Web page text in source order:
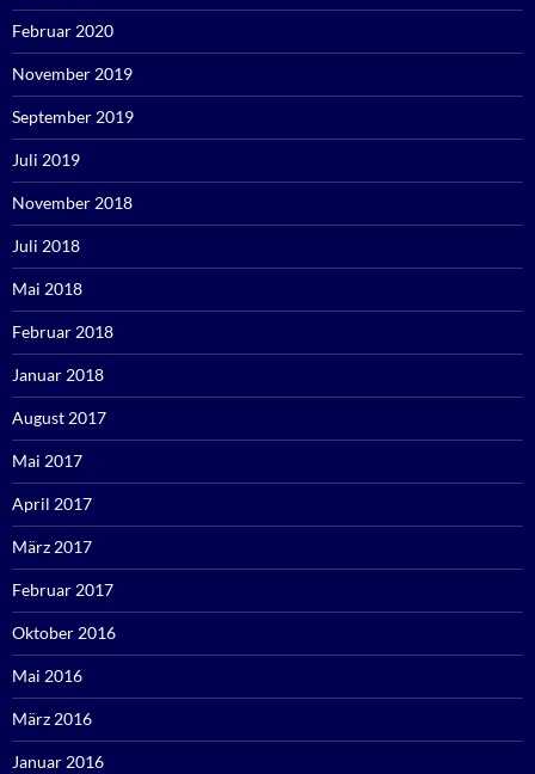
Februar 2020
November 2019
September 2019
Juli 2019
November 2018
Juli 2018
Mai 2018
Februar 2018
Januar 2018
August 2017
Mai 2017
April 2017
März 2017
Februar 2017
Oktober 2016
Mai 2016
März 2016
Januar 2016